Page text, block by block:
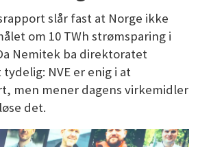
slår fast at Norge ikke
om 10 TWh strømsparing i
Nemitek ba direktoratet
NVE er enig i at
men mener dagens virkemidler
det.